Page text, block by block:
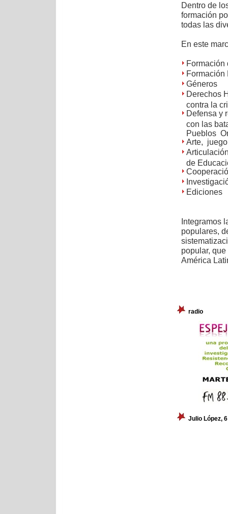
Dentro de
formación
todas las
En este
Formación
Formación
Géneros
Derechos
contra la
Defensa y
con las
Pueblos
Arte,
de
Ediciones
Integramos
populares,
popular,
América
radio
Julio López,